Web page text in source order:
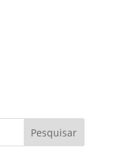
Pesquisar